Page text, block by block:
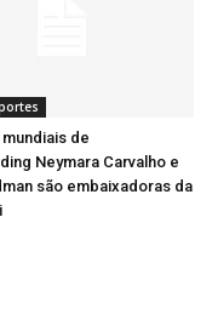
de
Neymara Carvalho e
são embaixadoras da